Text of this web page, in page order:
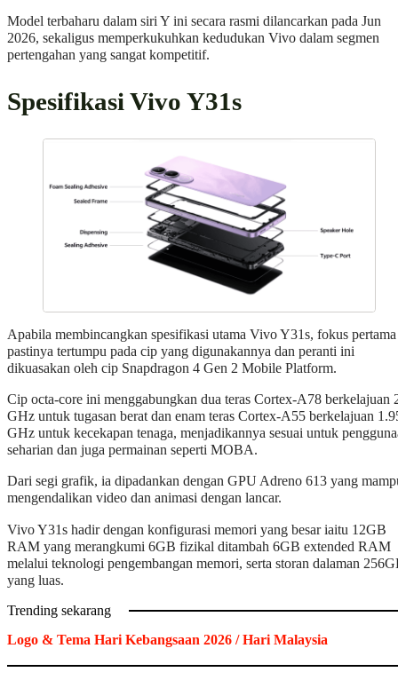
Model terbaharu dalam siri Y ini secara rasmi dilancarkan pada Jun
2026, sekaligus memperkukuhkan kedudukan Vivo dalam segmen
pertengahan yang sangat kompetitif.
Spesifikasi Vivo Y31s
Apabila membincangkan spesifikasi utama Vivo Y31s, fokus pertama
pastinya tertumpu pada cip yang digunakannya dan peranti ini
dikuasakan oleh cip Snapdragon 4 Gen 2 Mobile Platform.
Cip octa-core ini menggabungkan dua teras Cortex-A78 berkelajuan
GHz untuk tugasan berat dan enam teras Cortex-A55 berkelajuan
GHz untuk kecekapan tenaga, menjadikannya sesuai untuk
seharian dan juga permainan seperti MOBA.
Dari segi grafik, ia dipadankan dengan GPU Adreno 613 yang
mengendalikan video dan animasi dengan lancar.
Vivo Y31s hadir dengan konfigurasi memori yang besar iaitu 12GB
RAM yang merangkumi 6GB fizikal ditambah 6GB extended RAM
melalui teknologi pengembangan memori, serta storan dalaman
yang luas.
Trending sekarang
Logo & Tema Hari Kebangsaan 2026 / Hari Malaysia